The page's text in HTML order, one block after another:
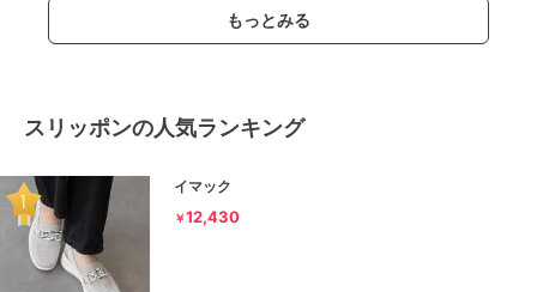
もっとみる
スリッポンの人気ランキング
イマック
￥12,430